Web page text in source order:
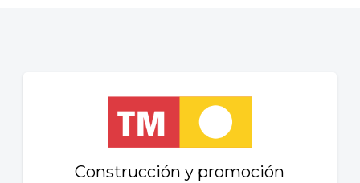
Construcción y promoción